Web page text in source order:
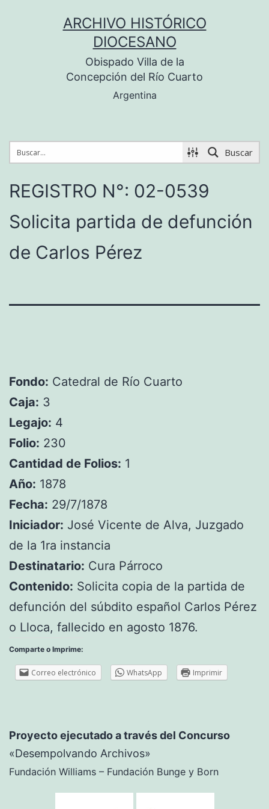
ARCHIVO HISTÓRICO
DIOCESANO
Obispado Villa de la
Concepción del Río Cuarto
Argentina
Buscar
REGISTRO N°: 02-0539
Solicita partida de defunción
de Carlos Pérez
Fondo: Catedral de Río Cuarto
Caja: 3
Legajo: 4
Folio: 230
Cantidad de Folios: 1
Año: 1878
Fecha: 29/7/1878
Iniciador: José Vicente de Alva, Juzgado
de la 1ra instancia
Destinatario: Cura Párroco
Contenido: Solicita copia de la partida de
defunción del súbdito español Carlos Pérez
o Lloca, fallecido en agosto 1876.
Comparte o Imprime:
Correo electrónico WhatsApp Imprimir
Proyecto ejecutado a través del Concurso
«Desempolvando Archivos»
Fundación Williams – Fundación Bunge y Born